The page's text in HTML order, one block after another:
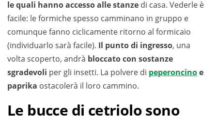
le quali hanno accesso alle stanze di casa. Vederle è
facile: le formiche spesso camminano in gruppo e
comunque fanno ciclicamente ritorno al formicaio
(individuarlo sarà facile). Il punto di ingresso, una
volta scoperto, andrà bloccato con sostanze
sgradevoli per gli insetti. La polvere di peperoncinoe
paprika ostacolerà il loro cammino.
Le bucce di cetriolo sono